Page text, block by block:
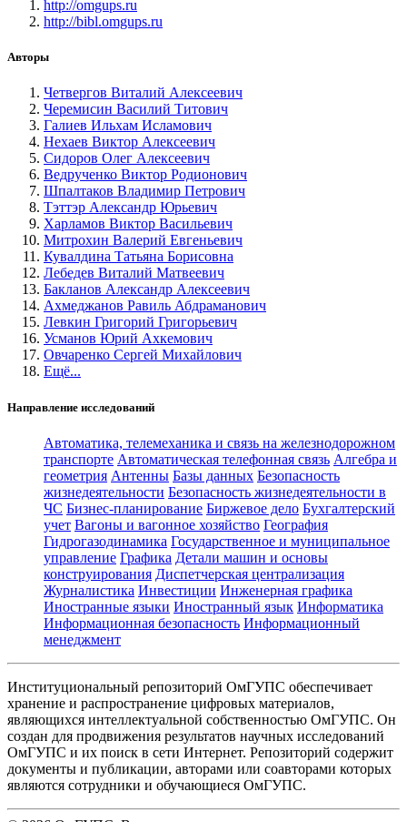
http://omgups.ru
http://bibl.omgups.ru
Авторы
Четвергов Виталий Алексеевич
Черемисин Василий Титович
Галиев Ильхам Исламович
Нехаев Виктор Алексеевич
Сидоров Олег Алексеевич
Ведрученко Виктор Родионович
Шпалтаков Владимир Петрович
Тэттэр Александр Юрьевич
Харламов Виктор Васильевич
Митрохин Валерий Евгеньевич
Кувалдина Татьяна Борисовна
Лебедев Виталий Матвеевич
Бакланов Александр Алексеевич
Ахмеджанов Равиль Абдраманович
Левкин Григорий Григорьевич
Усманов Юрий Ахкемович
Овчаренко Сергей Михайлович
Ещё...
Направление исследований
Автоматика, телемеханика и связь на железнодорожном
транспорте Автоматическая телефонная связь Алгебра и
геометрия Антенны Базы данных Безопасность
жизнедеятельности Безопасность жизнедеятельности в
ЧС Бизнес-планирование Биржевое дело Бухгалтерский
учет Вагоны и вагонное хозяйство География
Гидрогазодинамика Государственное и муниципальное
управление Графика Детали машин и основы
конструирования Диспетчерская централизация
Журналистика Инвестиции Инженерная графика
Иностранные языки Иностранный язык Информатика
Информационная безопасность Информационный
менеджмент
Институциональный репозиторий ОмГУПС обеспечивает
хранение и распространение цифровых материалов,
являющихся интеллектуальной собственностью ОмГУПС. Он
создан для продвижения результатов научных исследований
ОмГУПС и их поиск в сети Интернет. Репозиторий содержит
документы и публикации, авторами или соавторами которых
являются сотрудники и обучающиеся ОмГУПС.